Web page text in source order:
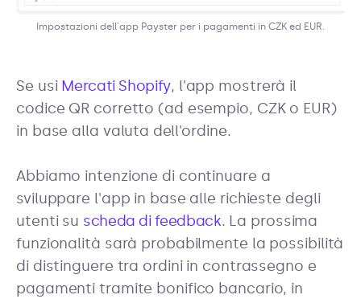
Impostazioni dell'app Payster per i pagamenti in CZK ed EUR.
Se usi Mercati Shopify, l'app mostrerà il
codice QR corretto (ad esempio, CZK o EUR)
in base alla valuta dell'ordine.
Abbiamo intenzione di continuare a
sviluppare l'app in base alle richieste degli
utenti su scheda di feedback. La prossima
funzionalità sarà probabilmente la possibilità
di distinguere tra ordini in contrassegno e
pagamenti tramite bonifico bancario, in